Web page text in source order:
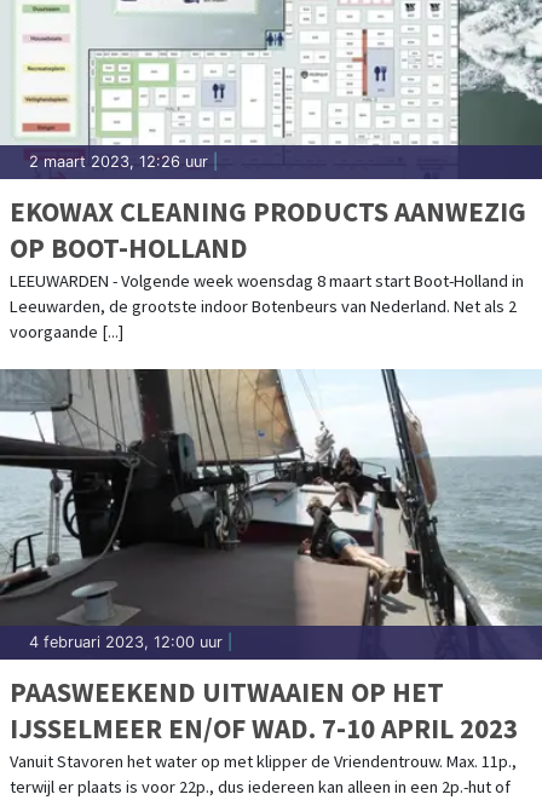
2 maart 2023, 12:26 uur
EKOWAX CLEANING PRODUCTS AANWEZIG
OP BOOT-HOLLAND
LEEUWARDEN - Volgende week woensdag 8 maart start Boot-Holland in
Leeuwarden, de grootste indoor Botenbeurs van Nederland. Net als 2
voorgaande [...]
4 februari 2023, 12:00 uur
PAASWEEKEND UITWAAIEN OP HET
IJSSELMEER EN/OF WAD. 7-10 APRIL 2023
Vanuit Stavoren het water op met klipper de Vriendentrouw. Max. 11p.,
terwijl er plaats is voor 22p., dus iedereen kan alleen in een 2p.-hut of